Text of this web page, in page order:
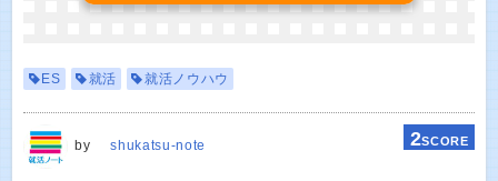
ES 就活 就活ノウハウ
by shukatsu-note 2SCORE